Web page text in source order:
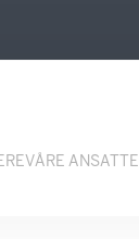
VÅRE ANSATTE